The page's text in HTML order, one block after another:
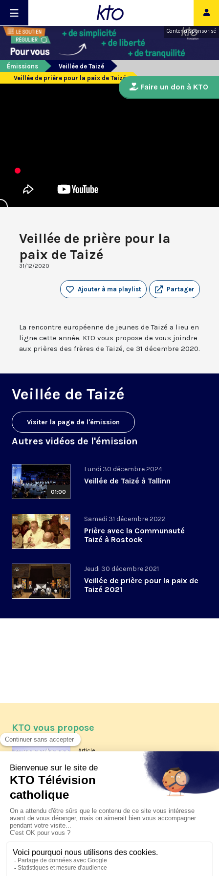
Contenu sponsorisé
Émissions
Veillée de Taizé
Veillée de prière pour la paix de Taizé
Veillée de prière pour la
paix de Taizé
31/12/2020
Partager
Ajouter à ma playlist
La rencontre européenne de jeunes de Taizé a lieu en
ligne cette année. KTO vous propose de vous joindre
aux prières des frères de Taizé, ce 31 décembre 2020.
Veillée de Taizé
Visiter la page de l'émission
Autres vidéos de l'émission
01:00
Lundi 30 décembre 2024
Veillée de Taizé à Tallinn
Samedi 31 décembre 2022
Prière avec la Communauté
Taizé à Rostock
Jeudi 30 décembre 2021
Veillée de prière pour la paix de
Taizé 2021
Faire un don à KTO
KTO vous propose
Article
Les reportages d'été 2026 de KTO
La visite pastorale du pape Léon
XIV à Assise à suivre sur KTO le
jeudi 6 août
Le pape en Uruguay, Argentine et
Pérou du 6 au 17 novembre 2026